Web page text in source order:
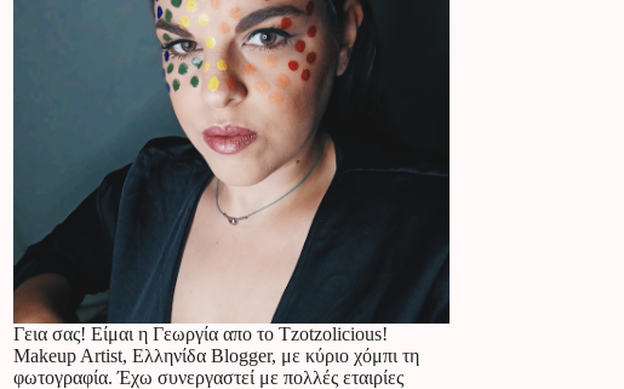
Γεια σας! Είμαι η Γεωργία απο το Tzotzolicious!
Makeup Artist, Ελληνίδα Blogger, με κύριο χόμπι τη
φωτογραφία. Έχω συνεργαστεί με πολλές εταιρίες